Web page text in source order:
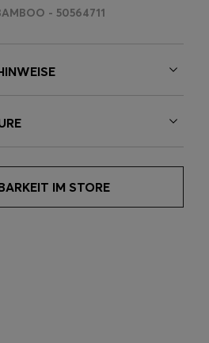
- 50564711
IM STORE